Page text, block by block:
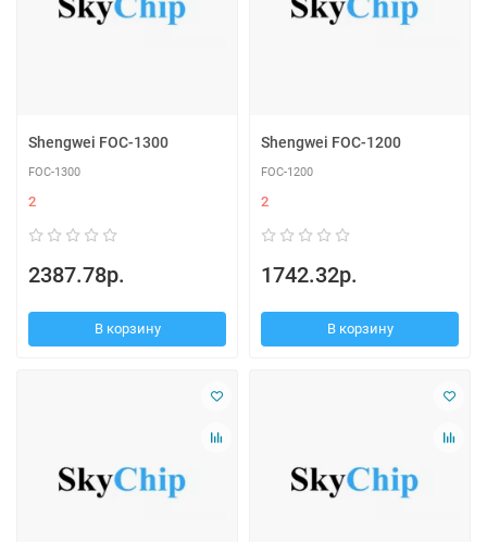
Shengwei FOC-1300
FOC-1300
2
2387.78р.
В корзину
Shengwei FOC-1200
FOC-1200
2
1742.32р.
В корзину